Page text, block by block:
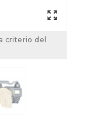
criterio del